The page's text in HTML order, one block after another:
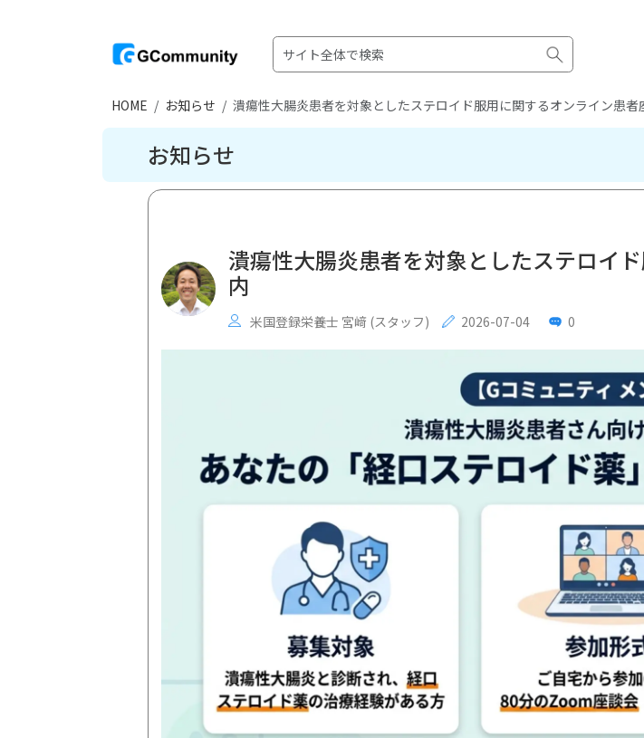
HOME お知らせ 潰瘍性大腸炎患者を対象としたステロイド服用に関するオンライン患者
お知らせ
潰瘍性大腸炎患者を対象としたステロイ
内
米国登録栄養士 宮﨑 (スタッフ) 2026-07-04 0